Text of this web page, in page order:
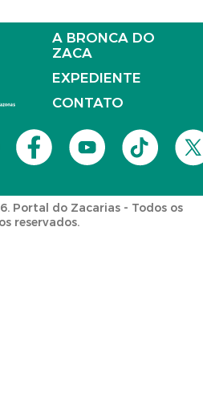
A BRONCA DO
ZACA
EXPEDIENTE
CONTATO
Portal do Zacarias - Todos os
reservados.